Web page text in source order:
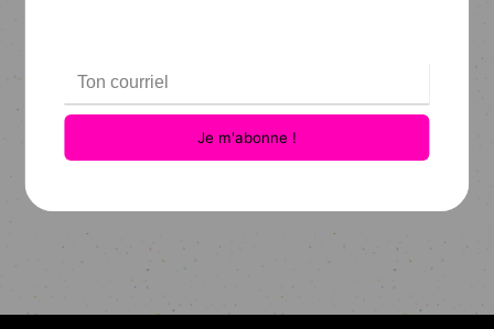
TUQUE │ C'pas chaud pour les gorlots.
$24.95
TUQUE │ Recule t'es dans ma bulle
$24.95